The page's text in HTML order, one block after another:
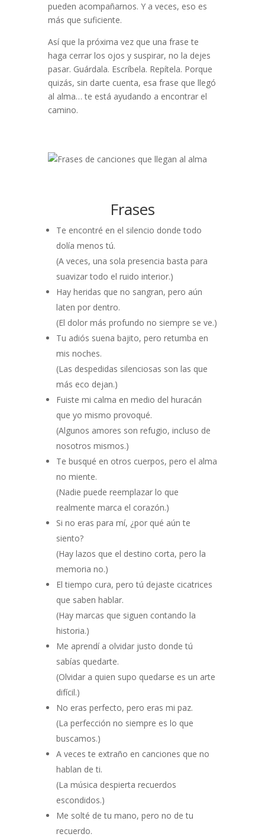
pueden acompañarnos. Y a veces, eso es
más que suficiente.
Así que la próxima vez que una frase te
haga cerrar los ojos y suspirar, no la dejes
pasar. Guárdala. Escríbela. Repítela. Porque
quizás, sin darte cuenta, esa frase que llegó
al alma… te está ayudando a encontrar el
camino.
Frases
Te encontré en el silencio donde todo
dolía menos tú.
(A veces, una sola presencia basta para
suavizar todo el ruido interior.)
Hay heridas que no sangran, pero aún
laten por dentro.
(El dolor más profundo no siempre se ve.)
Tu adiós suena bajito, pero retumba en
mis noches.
(Las despedidas silenciosas son las que
más eco dejan.)
Fuiste mi calma en medio del huracán
que yo mismo provoqué.
(Algunos amores son refugio, incluso de
nosotros mismos.)
Te busqué en otros cuerpos, pero el alma
no miente.
(Nadie puede reemplazar lo que
realmente marca el corazón.)
Si no eras para mí, ¿por qué aún te
siento?
(Hay lazos que el destino corta, pero la
memoria no.)
El tiempo cura, pero tú dejaste cicatrices
que saben hablar.
(Hay marcas que siguen contando la
historia.)
Me aprendí a olvidar justo donde tú
sabías quedarte.
(Olvidar a quien supo quedarse es un arte
difícil.)
No eras perfecto, pero eras mi paz.
(La perfección no siempre es lo que
buscamos.)
A veces te extraño en canciones que no
hablan de ti.
(La música despierta recuerdos
escondidos.)
Me solté de tu mano, pero no de tu
recuerdo.